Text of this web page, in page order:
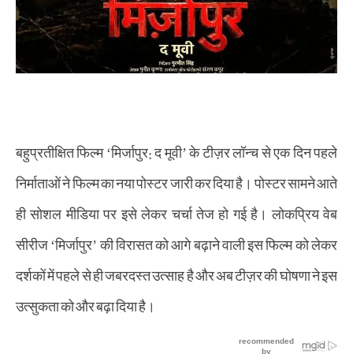
बहुप्रतीक्षित फिल्म ‘मिर्जापुर: द मूवी’ के टीज़र लॉन्च से एक दिन पहले
निर्माताओं ने फिल्म का नया पोस्टर जारी कर दिया है। पोस्टर सामने आते
ही सोशल मीडिया पर इसे लेकर चर्चा तेज हो गई है। लोकप्रिय वेब
सीरीज ‘मिर्जापुर’ की विरासत को आगे बढ़ाने वाली इस फिल्म को लेकर
दर्शकों में पहले से ही जबरदस्त उत्साह है और अब टीज़र की घोषणा ने इस
उत्सुकता को और बढ़ा दिया है।